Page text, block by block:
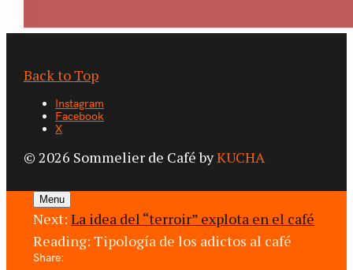
Back to Top
Instagram
Facebook
X
© 2026 Sommelier de Café byKUCHA
Menu
Next: La idea del “terroir” explota en el café
Reading: Tipología de los adictos al café
Share: